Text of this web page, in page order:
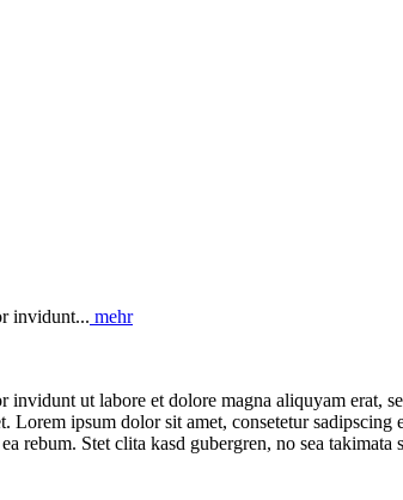
invidunt... mehr
ut labore et dolore magna aliquyam erat,
Lorem ipsum dolor sit amet, consetetur
rebum. Stet clita kasd gubergren, no sea takimata